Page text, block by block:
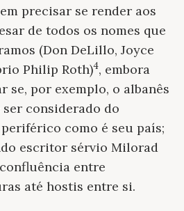
precisar se render aos
de todos os nomes que
(Don DeLillo, Joyce
Philip Roth)4, embora
se, por exemplo, o albanês
considerado do
como é seu país;
escritor sérvio Milorad
entre
até hostis entre si.